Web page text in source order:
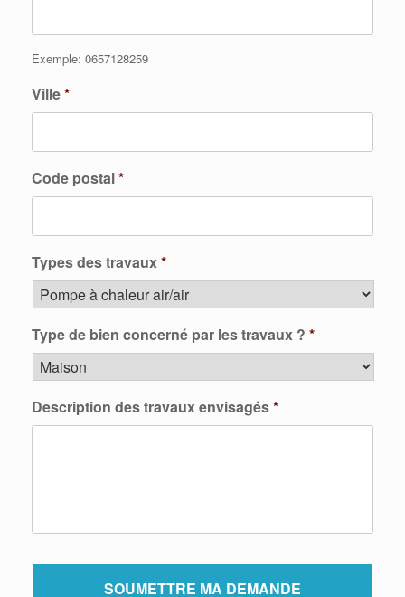
Exemple: 0657128259
Ville*
Code postal*
Types des travaux*
Type de bien concerné par les travaux ? *
Description des travaux envisagés*